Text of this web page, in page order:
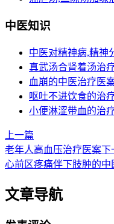
中医知识
中医对精神病,精神
真武汤合肾着汤治
血崩的中医治疗医
呕吐不进饮食的治
小便淋涩带血的治
上一篇
老年人高血压治疗医案下
心前区疼痛伴下肢肿的中
文章导航